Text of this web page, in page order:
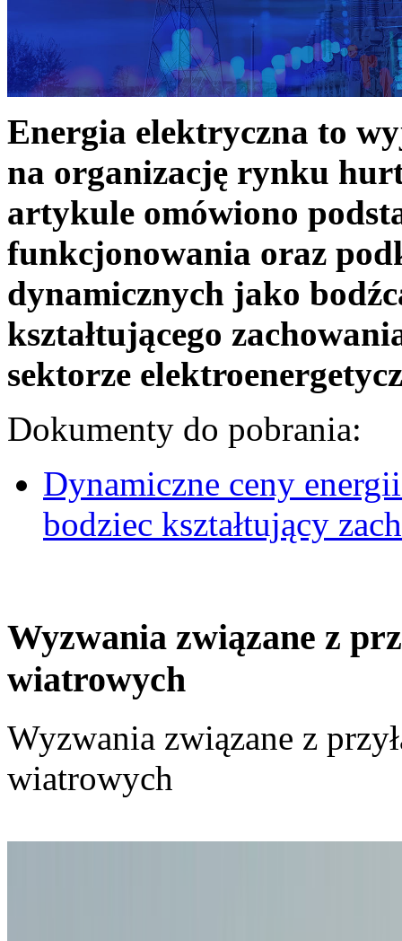
Energia elektryczna to
na organizację rynku
artykule omówiono
funkcjonowania oraz
dynamicznych jako
kształtującego
sektorze
Dokumenty do pobrania:
Dynamiczne ceny
bodziec kształtujący
Wyzwania związane z
wiatrowych
Wyzwania związane z
wiatrowych